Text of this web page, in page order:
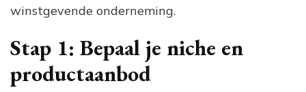
winstgevende onderneming.
Stap 1: Bepaal je niche en
productaanbod